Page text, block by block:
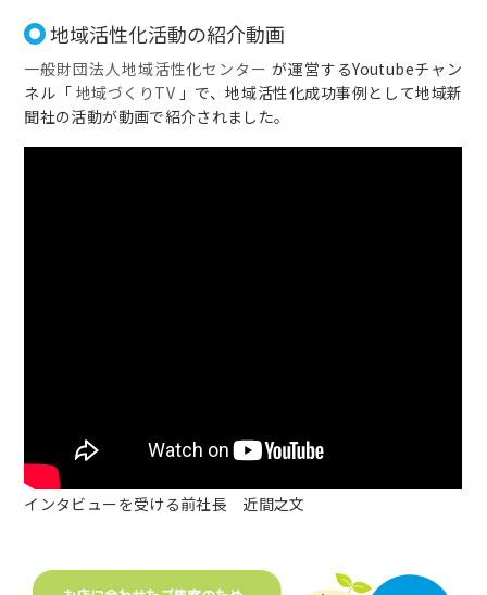
地域活性化活動の紹介動画
一般財団法人地域活性化センター が運営するYoutubeチャン
ネル「 地域づくりTV 」で、地域活性化成功事例として地域新
聞社の活動が動画で紹介されました。
インタビューを受ける前社長 近間之文